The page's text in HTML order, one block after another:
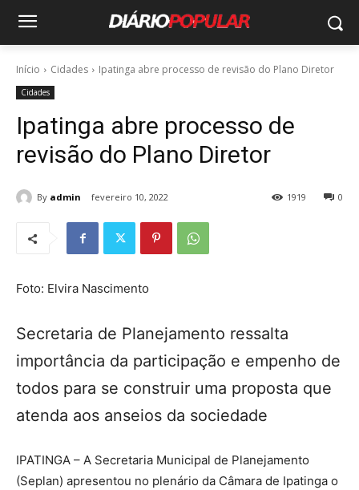
Início Cidades Ipatinga abre processo de revisão do Plano Diretor
Cidades
Ipatinga abre processo de
revisão do Plano Diretor
By admin fevereiro 10, 2022 0
1919
Foto: Elvira Nascimento
Secretaria de Planejamento ressalta
importância da participação e empenho de
todos para se construir uma proposta que
atenda aos anseios da sociedade
IPATINGA – A Secretaria Municipal de Planejamento
(Seplan) apresentou no plenário da Câmara de Ipatinga o